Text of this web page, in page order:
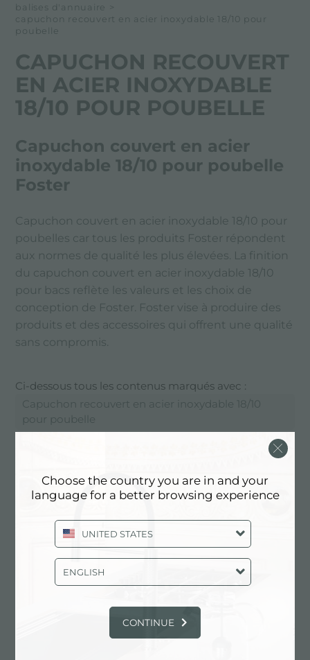
balises d'annuaire
>
capuchon recouvert en acier inoxydable 18/10 pour
poubelle
CAPUCHON RECOUVERT
EN ACIER INOXYDABLE
18/10 POUR POUBELLE
Capuchon couvert en acier
inoxydable 18/10 pour poubelle
Foster
Capuchon couvert en acier inoxydable 18/10 pour
poubelles car tous les produits Foster répondent
aux normes de qualité les plus élevées. La finition
du capuchon couvert en acier inoxydable 18/10
pour bacs reflète les valeurs et les choix de
conception de Foster. Foster vise à produire des
produits et des accessoires qui offrent une qualité
sans compromis.
Ci-dessous tous les contenus marqués avec :
Capuchon recouvert en acier inoxydable 18/10
pour poubelle
CAPUCHON RECOUVERT EN
ACIER INOXYDABLE 18/10 POUR
Choose the country you are in and your
language for a better browsing experience
UNITED STATES
ENGLISH
CONTINUE